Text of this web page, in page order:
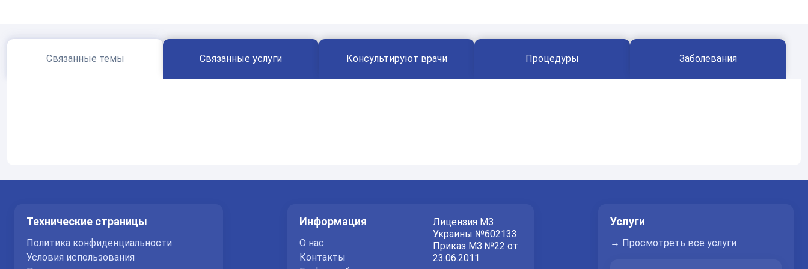
Связанные темы Связанные услуги Консультируют врачи Процедуры Заболевания
Технические страницы
Политика конфиденциальности
Условия использования
Информация
О нас
Контакты
Лицензия МЗ
Украины №602133
Приказ МЗ №22 от
23.06.2011
Услуги
→ Просмотреть все услуги